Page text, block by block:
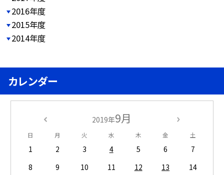
2016年度
2015年度
2014年度
カレンダー
2019年9月
日 月 火 水 木 金 土
1 2 3 4 5 6
7
8
9 10 11 12 13
14